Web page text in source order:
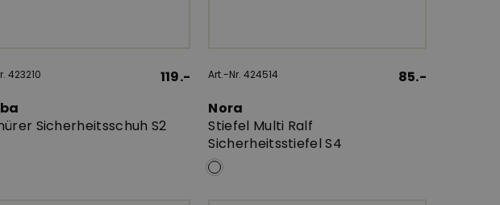
423210
119.-
Sicherheitsschuh S2
Art.-Nr. 424514
85.-
Nora
Stiefel Multi Ralf
Sicherheitsstiefel S4